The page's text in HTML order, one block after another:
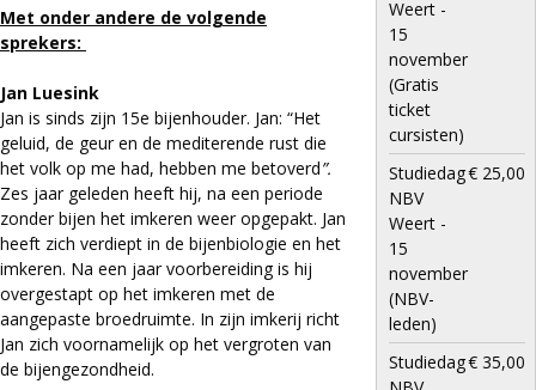
Met onder andere de volgende
sprekers:
Jan Luesink
Jan is sinds zijn 15e bijenhouder. Jan: “Het
geluid, de geur en de mediterende rust die
het volk op me had, hebben me betoverd”.
Zes jaar geleden heeft hij, na een periode
zonder bijen het imkeren weer opgepakt. Jan
heeft zich verdiept in de bijenbiologie en het
imkeren. Na een jaar voorbereiding is hij
overgestapt op het imkeren met de
aangepaste broedruimte. In zijn imkerij richt
Jan zich voornamelijk op het vergroten van
de bijengezondheid.
Weert -
15
november
(Gratis
ticket
cursisten)
Studiedag
NBV
Weert -
15
november
(NBV-
leden)
€ 25,00
Studiedag€ 35,00